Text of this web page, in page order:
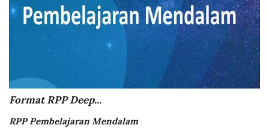
Format RPP Deep...
RPP Pembelajaran Mendalam